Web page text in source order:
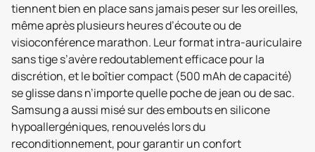
tiennent bien en place sans jamais peser sur les oreilles,
même après plusieurs heures d’écoute ou de
visioconférence marathon. Leur format intra-auriculaire
sans tige s’avère redoutablement efficace pour la
discrétion, et le boîtier compact (500 mAh de capacité)
se glisse dans n’importe quelle poche de jean ou de sac.
Samsung a aussi misé sur des embouts en silicone
hypoallergéniques, renouvelés lors du
reconditionnement, pour garantir un confort